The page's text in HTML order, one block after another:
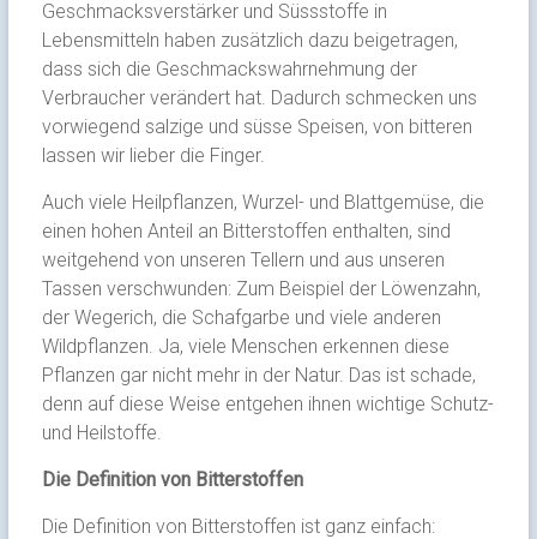
Geschmacksverstärker und Süssstoffe in
Lebensmitteln haben zusätzlich dazu beigetragen,
dass sich die Geschmackswahrnehmung der
Verbraucher verändert hat. Dadurch schmecken uns
vorwiegend salzige und süsse Speisen, von bitteren
lassen wir lieber die Finger.
Auch viele Heilpflanzen, Wurzel- und Blattgemüse, die
einen hohen Anteil an Bitterstoffen enthalten, sind
weitgehend von unseren Tellern und aus unseren
Tassen verschwunden: Zum Beispiel der Löwenzahn,
der Wegerich, die Schafgarbe und viele anderen
Wildpflanzen. Ja, viele Menschen erkennen diese
Pflanzen gar nicht mehr in der Natur. Das ist schade,
denn auf diese Weise entgehen ihnen wichtige Schutz-
und Heilstoffe.
Die Definition von Bitterstoffen
Die Definition von Bitterstoffen ist ganz einfach: